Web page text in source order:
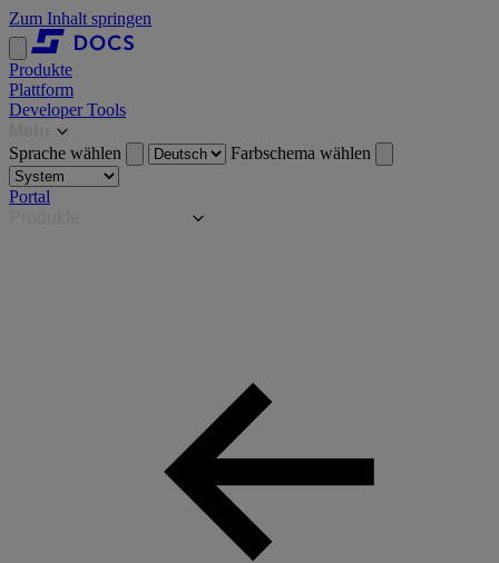
Zum Inhalt springen
Produkte
Plattform
Developer Tools
Sprache wählen
Farbschema wählen
Portal